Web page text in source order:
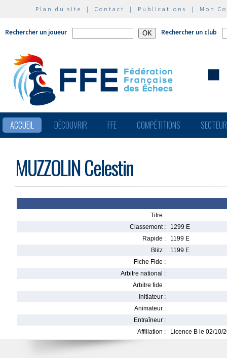
Plan du site | Contact | Publications | Mon
Rechercher un joueur Rechercher un club
ACCUEIL DÉCOUVRIR FFE COMPÉTITIONS
MUZZOLIN Celestin
Titre :
Classement :
1299 E
Rapide :
1199 E
Blitz :
1199 E
Fiche Fide :
Arbitre national :
Arbitre fide :
Initiateur :
Animateur :
Entraîneur :
Affiliation :
Licence B le 02/10/